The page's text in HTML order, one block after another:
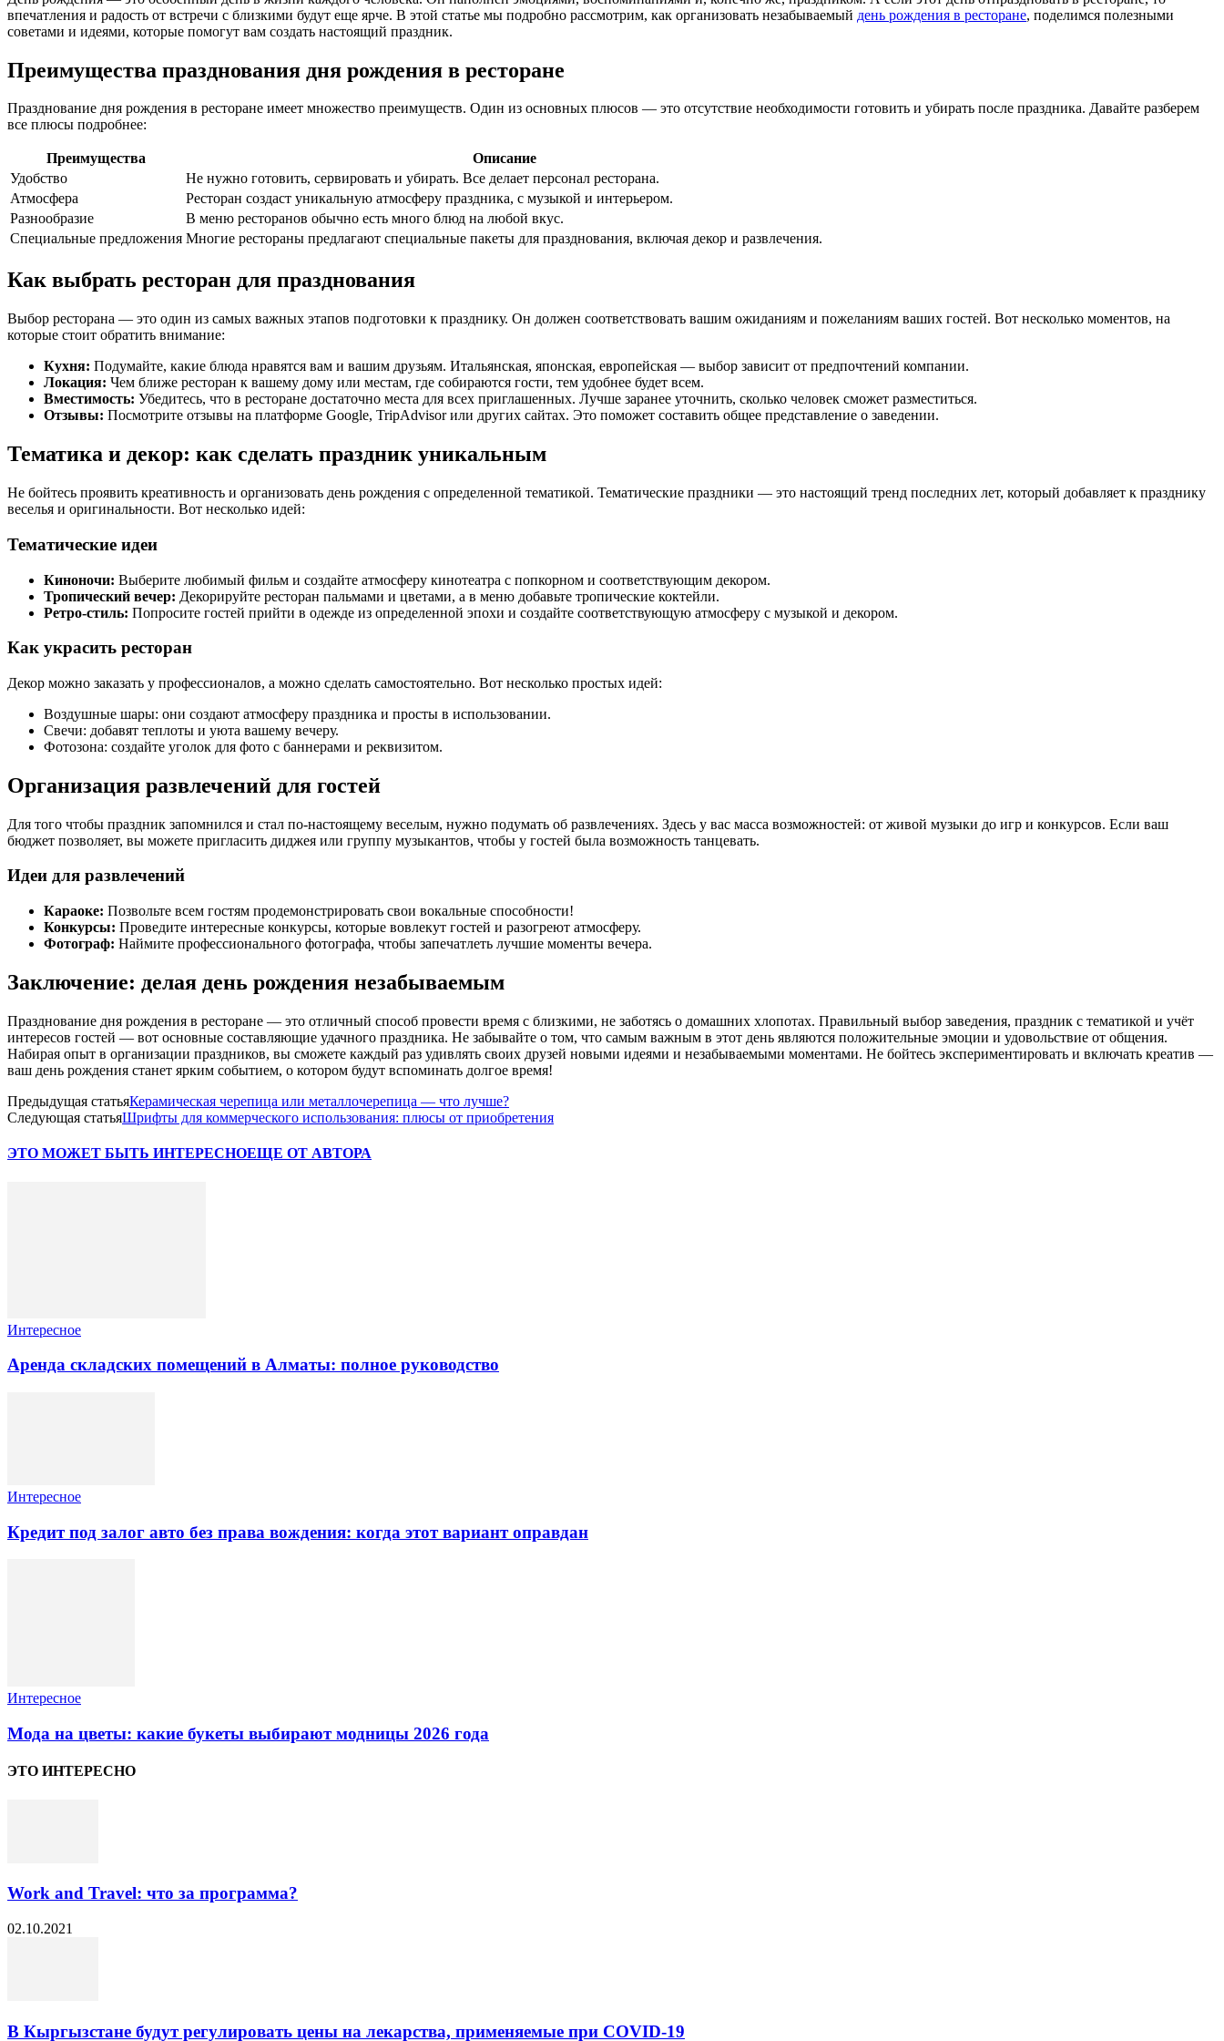
впечатления и радость от встречи с близкими будут еще ярче. В этой статье мы подробно рассмотрим, как организовать незабываемый день рождения в ресторане, поделимся полезными
советами и идеями, которые помогут вам создать настоящий праздник.
Преимущества празднования дня рождения в ресторане
Празднование дня рождения в ресторане имеет множество преимуществ. Один из основных плюсов — это отсутствие необходимости готовить и убирать после праздника. Давайте разберем
все плюсы подробнее:
Преимущества
Описание
Удобство
Не нужно готовить, сервировать и убирать. Все делает персонал ресторана.
Атмосфера
Ресторан создаст уникальную атмосферу праздника, с музыкой и интерьером.
Разнообразие
В меню ресторанов обычно есть много блюд на любой вкус.
Специальные предложения Многие рестораны предлагают специальные пакеты для празднования, включая декор и развлечения.
Как выбрать ресторан для празднования
Выбор ресторана — это один из самых важных этапов подготовки к празднику. Он должен соответствовать вашим ожиданиям и пожеланиям ваших гостей. Вот несколько моментов, на
которые стоит обратить внимание:
Кухня: Подумайте, какие блюда нравятся вам и вашим друзьям. Итальянская, японская, европейская — выбор зависит от предпочтений компании.
Локация: Чем ближе ресторан к вашему дому или местам, где собираются гости, тем удобнее будет всем.
Вместимость: Убедитесь, что в ресторане достаточно места для всех приглашенных. Лучше заранее уточнить, сколько человек сможет разместиться.
Отзывы: Посмотрите отзывы на платформе Google, TripAdvisor или других сайтах. Это поможет составить общее представление о заведении.
Тематика и декор: как сделать праздник уникальным
Не бойтесь проявить креативность и организовать день рождения с определенной тематикой. Тематические праздники — это настоящий тренд последних лет, который добавляет к празднику
веселья и оригинальности. Вот несколько идей:
Тематические идеи
Киноночи: Выберите любимый фильм и создайте атмосферу кинотеатра с попкорном и соответствующим декором.
Тропический вечер: Декорируйте ресторан пальмами и цветами, а в меню добавьте тропические коктейли.
Ретро-стиль: Попросите гостей прийти в одежде из определенной эпохи и создайте соответствующую атмосферу с музыкой и декором.
Как украсить ресторан
Декор можно заказать у профессионалов, а можно сделать самостоятельно. Вот несколько простых идей:
Воздушные шары: они создают атмосферу праздника и просты в использовании.
Свечи: добавят теплоты и уюта вашему вечеру.
Фотозона: создайте уголок для фото с баннерами и реквизитом.
Организация развлечений для гостей
Для того чтобы праздник запомнился и стал по-настоящему веселым, нужно подумать об развлечениях. Здесь у вас масса возможностей: от живой музыки до игр и конкурсов. Если ваш
бюджет позволяет, вы можете пригласить диджея или группу музыкантов, чтобы у гостей была возможность танцевать.
Идеи для развлечений
Караоке: Позвольте всем гостям продемонстрировать свои вокальные способности!
Конкурсы: Проведите интересные конкурсы, которые вовлекут гостей и разогреют атмосферу.
Фотограф: Наймите профессионального фотографа, чтобы запечатлеть лучшие моменты вечера.
Заключение: делая день рождения незабываемым
Празднование дня рождения в ресторане — это отличный способ провести время с близкими, не заботясь о домашних хлопотах. Правильный выбор заведения, праздник с тематикой и учёт
интересов гостей — вот основные составляющие удачного праздника. Не забывайте о том, что самым важным в этот день являются положительные эмоции и удовольствие от общения.
Набирая опыт в организации праздников, вы сможете каждый раз удивлять своих друзей новыми идеями и незабываемыми моментами. Не бойтесь экспериментировать и включать креатив —
ваш день рождения станет ярким событием, о котором будут вспоминать долгое время!
Предыдущая статьяКерамическая черепица или металлочерепица — что лучше?
Следующая статьяШрифты для коммерческого использования: плюсы от приобретения
ЭТО МОЖЕТ БЫТЬ ИНТЕРЕСНОЕЩЕ ОТ АВТОРА
Интересное
Аренда складских помещений в Алматы: полное руководство
Интересное
Кредит под залог авто без права вождения: когда этот вариант оправдан
Интересное
Мода на цветы: какие букеты выбирают модницы 2026 года
ЭТО ИНТЕРЕСНО
Work and Travel: что за программа?
02.10.2021
В Кыргызстане будут регулировать цены на лекарства, применяемые при COVID-19